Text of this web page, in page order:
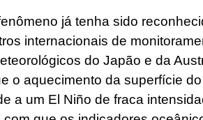
já tenha sido
internacionais de
do Japão e da
o aquecimento da superfície
a um El Niño de fraca